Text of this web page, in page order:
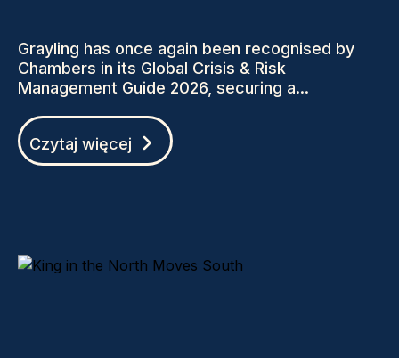
Grayling has once again been recognised by
Chambers in its Global Crisis & Risk
Management Guide 2026, securing a...
Czytaj więcej